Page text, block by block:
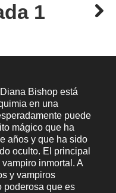
1
Bishop está
en una
puede
mágico que ha
años y que ha sido
oculto. El principal
inmortal. A
y vampiros
poderosa que es